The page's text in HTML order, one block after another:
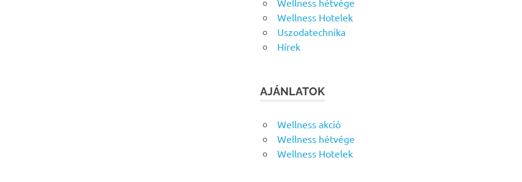
Wellness Hotelek
Uszodatechnika
Hírek
AJÁNLATOK
Wellness akció
Wellness hétvége
Wellness Hotelek